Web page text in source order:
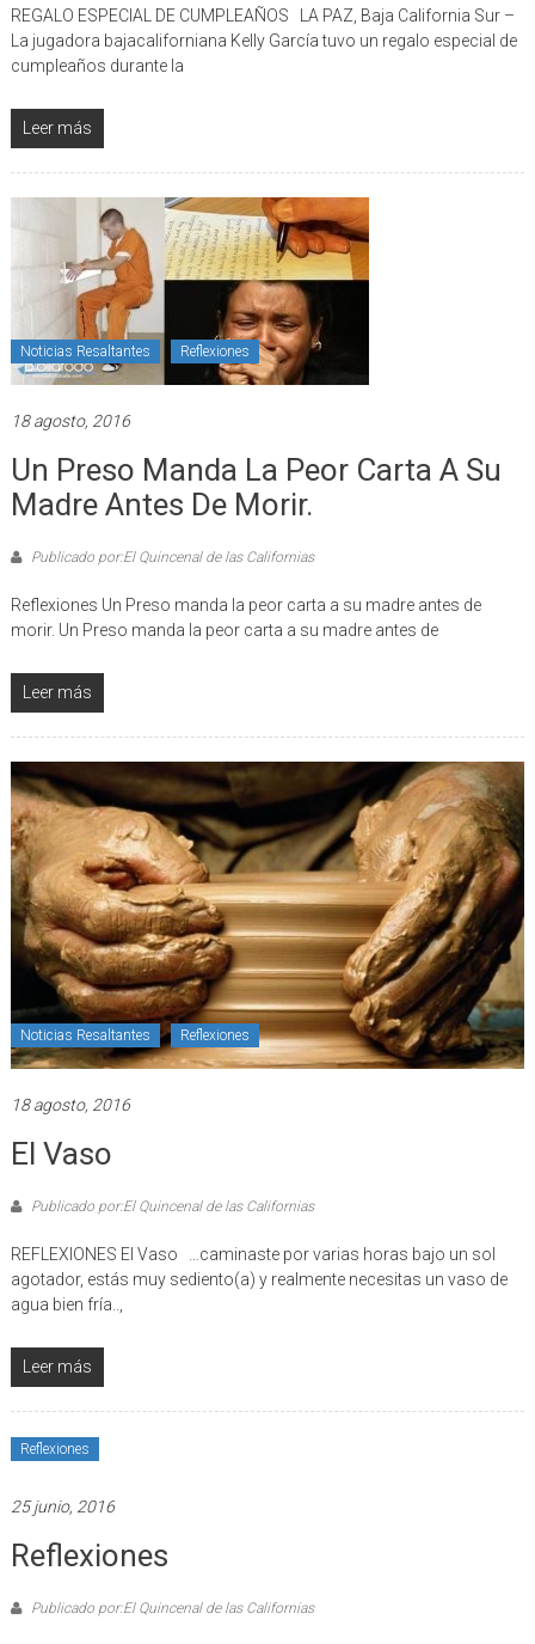
REGALO ESPECIAL DE CUMPLEAÑOS LA PAZ, Baja California Sur –
La jugadora bajacaliforniana Kelly García tuvo un regalo especial de
cumpleaños durante la
Leer más
Noticias Resaltantes Reflexiones
18 agosto, 2016
Un Preso Manda La Peor Carta A Su
Madre Antes De Morir.
Publicado por:El Quincenal de las Californias
Reflexiones Un Preso manda la peor carta a su madre antes de
morir. Un Preso manda la peor carta a su madre antes de
Leer más
Noticias Resaltantes Reflexiones
18 agosto, 2016
El Vaso
Publicado por:El Quincenal de las Californias
REFLEXIONES El Vaso …caminaste por varias horas bajo un sol
agotador, estás muy sediento(a) y realmente necesitas un vaso de
agua bien fría..,
Leer más
Reflexiones
25 junio, 2016
Reflexiones
Publicado por:El Quincenal de las Californias